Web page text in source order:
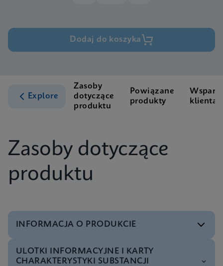
Dodaj do koszyka
Explore
Zasoby
dotyczące
produktu
Powiązane
produkty
klienta
Zasoby dotyczące
produktu
INFORMACJA O PRODUKCIE
Menu testowe
ULOTKI INFORMACYJNE I KARTY
CHARAKTERYSTYKI SUBSTANCJI